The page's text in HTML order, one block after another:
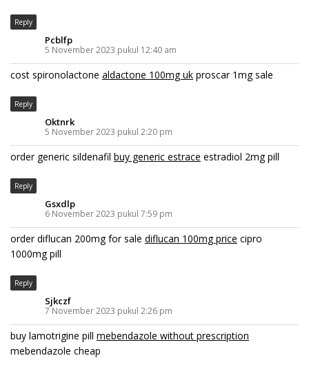
Reply
Pcblfp
5 November 2023 pukul 12:40 am
cost spironolactone aldactone 100mg uk proscar 1mg sale
Reply
Oktnrk
5 November 2023 pukul 2:20 pm
order generic sildenafil buy generic estrace estradiol 2mg pill
Reply
Gsxdlp
6 November 2023 pukul 7:59 pm
order diflucan 200mg for sale diflucan 100mg price cipro
1000mg pill
Reply
Sjkczf
7 November 2023 pukul 2:26 pm
buy lamotrigine pill mebendazole without prescription
mebendazole cheap